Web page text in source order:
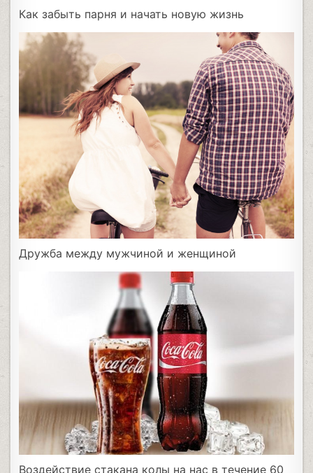
Как забыть парня и начать новую жизнь
Дружба между мужчиной и женщиной
Воздействие стакана колы на нас в течение 60